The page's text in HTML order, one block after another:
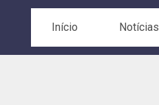
Início Notícias